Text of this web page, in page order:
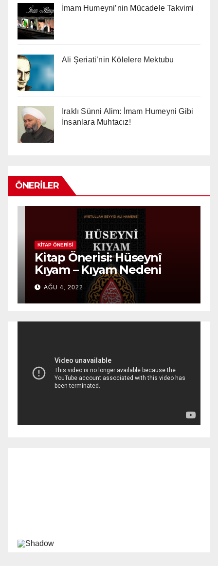
İmam Humeyni’nin Mücadele Takvimi
Ali Şeriati’nin Kölelere Mektubu
Iraklı Sünni Alim: İmam Humeyni Gibi
İnsanlara Muhtacız!
ÖNERILER
KITAP ÖNERISI
Kitap Önerisi: Hüseynî
Kıyam – Kıyam Nedeni
AĞU 4, 2022